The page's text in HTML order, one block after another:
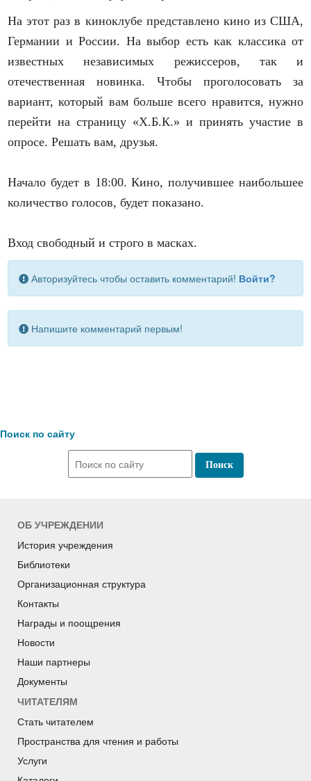
На этот раз в киноклубе представлено кино из США,
Германии и России. На выбор есть как классика от
известных независимых режиссеров, так и
отечественная новинка. Чтобы проголосовать за
вариант, который вам больше всего нравится, нужно
перейти на страницу «Х.Б.К.» и принять участие в
опросе. Решать вам, друзья.
Начало будет в 18:00. Кино, получившее наибольшее
количество голосов, будет показано.
Вход свободный и строго в масках.
Авторизуйтесь чтобы оставить комментарий! Войти?
Напишите комментарий первым!
Поиск по сайту
ОБ УЧРЕЖДЕНИИ
История учреждения
Библиотеки
Организационная структура
Контакты
Награды и поощрения
Новости
Наши партнеры
Документы
ЧИТАТЕЛЯМ
Стать читателем
Пространства для чтения и работы
Услуги